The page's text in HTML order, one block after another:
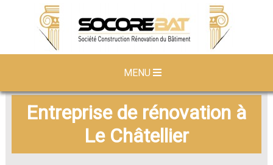
MENU
Entreprise de rénovation à
Le Châtellier